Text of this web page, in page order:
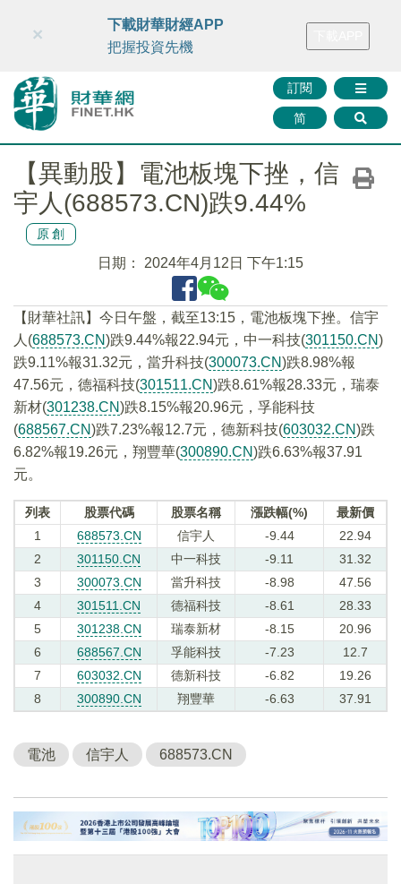
財華智庫網 FINTV FINMETA 財華證券 媒體矩陣
訂閱
简
×
下載財華財經APP
把握投資先機
【異動股】電池板塊下挫，信
宇人(688573.CN)跌9.44%
原創
日期： 2024年4月12日 下午1:15
【財華社訊】今日午盤，截至13:15，電池板塊下挫。信宇
人(688573.CN)跌9.44%報22.94元，中一科技(301150.CN)
跌9.11%報31.32元，當升科技(300073.CN)跌8.98%報
47.56元，德福科技(301511.CN)跌8.61%報28.33元，瑞泰
新材(301238.CN)跌8.15%報20.96元，孚能科技
(688567.CN)跌7.23%報12.7元，德新科技(603032.CN)跌
6.82%報19.26元，翔豐華(300890.CN)跌6.63%報37.91
元。
列表 股票代碼 股票名稱 漲跌幅(%)
最新價
1
688573.CN 信宇人 -9.44
22.94
2
301150.CN 中一科技 -9.11
31.32
3
300073.CN 當升科技 -8.98
47.56
4
301511.CN 德福科技 -8.61
28.33
5
301238.CN 瑞泰新材 -8.15
20.96
6
688567.CN 孚能科技 -7.23
12.7
7
603032.CN 德新科技 -6.82
19.26
8
300890.CN 翔豐華 -6.63 37.91
電池 信宇人 688573.CN